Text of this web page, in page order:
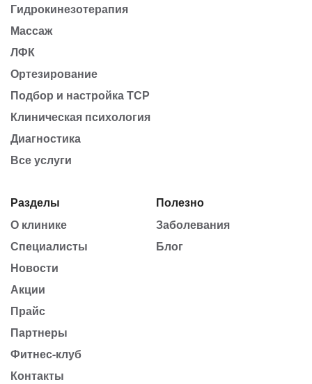
Гидрокинезотерапия
Массаж
ЛФК
Ортезирование
Подбор и настройка ТСР
Клиническая психология
Диагностика
Все услуги
Разделы
О клинике
Специалисты
Новости
Акции
Прайс
Партнеры
Фитнес-клуб
Контакты
Полезно
Заболевания
Блог